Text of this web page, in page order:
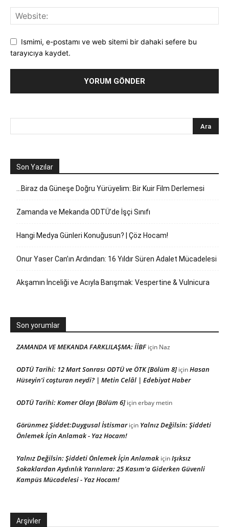
Ismimi, e-postamı ve web sitemi bir dahaki sefere bu
tarayıcıya kaydet.
Son Yazılar
…Biraz da Güneşe Doğru Yürüyelim: Bir Kuir Film Derlemesi
Zamanda ve Mekanda ODTÜ’de İşçi Sınıfı
Hangi Medya Günleri Konuğusun? | Çöz Hocam!
Onur Yaser Can’ın Ardından: 16 Yıldır Süren Adalet Mücadelesi
Akşamın İnceliği ve Acıyla Barışmak: Vespertine & Vulnicura
Son yorumlar
ZAMANDA VE MEKANDA FARKLILAŞMA: İİBFiçin Naz
ODTÜ Tarihi: 12 Mart Sonrası ODTÜ ve ÖTK [Bölüm 8]içinHasan
Hüseyin’i coşturan neydi? | Metin Celâl | Edebiyat Haber
ODTÜ Tarihi: Komer Olayı [Bölüm 6]içinerbay metin
Görünmez Şiddet:Duygusal İstismariçin Yalnız Değilsin: Şiddeti
Önlemek İçin Anlamak - Yaz Hocam!
Yalnız Değilsin: Şiddeti Önlemek İçin Anlamak içinIşıksız
Sokaklardan Aydınlık Yarınlara: 25 Kasım'a Giderken Güvenli
Kampüs Mücadelesi - Yaz Hocam!
Arşivler